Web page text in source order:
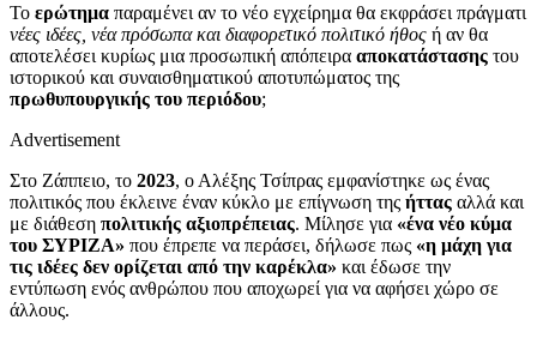
Το ερώτημα παραμένει αν το νέο εγχείρημα θα εκφράσει πράγματι
νέες ιδέες, νέα πρόσωπα και διαφορετικό πολιτικό ήθος ή αν θα
αποτελέσει κυρίως μια προσωπική απόπειρα αποκατάστασης του
ιστορικού και συναισθηματικού αποτυπώματος της
πρωθυπουργικής του περιόδου;
Advertisement
Στο Ζάππειο, το 2023, ο Αλέξης Τσίπρας εμφανίστηκε ως ένας
πολιτικός που έκλεινε έναν κύκλο με επίγνωση της ήττας αλλά και
με διάθεση πολιτικής αξιοπρέπειας. Μίλησε για «ένα νέο κύμα
του ΣΥΡΙΖΑ» που έπρεπε να περάσει, δήλωσε πως «η μάχη για
τις ιδέες δεν ορίζεται από την καρέκλα» και έδωσε την
εντύπωση ενός ανθρώπου που αποχωρεί για να αφήσει χώρο σε
άλλους.